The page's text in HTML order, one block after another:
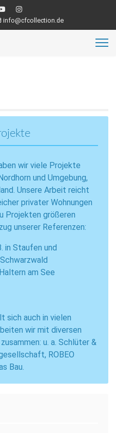
info@cfcollection.de
wir viele Projekte
und Umgebung,
Unsere Arbeit reicht
privater Wohnungen
Projekten größeren
unserer Referenzen:
in Staufen und
am See
sich auch in vielen
wir mit diversen
u. a. Schlüter &
ROBEO
Bau.